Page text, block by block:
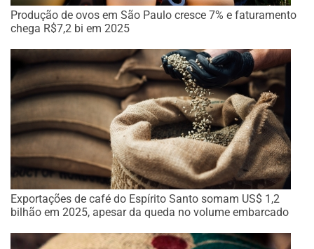
Produção de ovos em São Paulo cresce 7% e faturamento
chega R$7,2 bi em 2025
Exportações de café do Espírito Santo somam US$ 1,2
bilhão em 2025, apesar da queda no volume embarcado